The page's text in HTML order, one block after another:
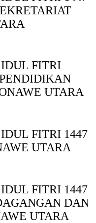
FITRI
UTARA
FITRI 1447
UTARA
FITRI 1447
DAN
UTARA